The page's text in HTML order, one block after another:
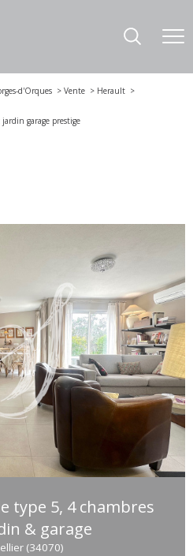
d'Orques Vente
Herault
garage prestige
type 5, 4 chambres
& garage
(34070)